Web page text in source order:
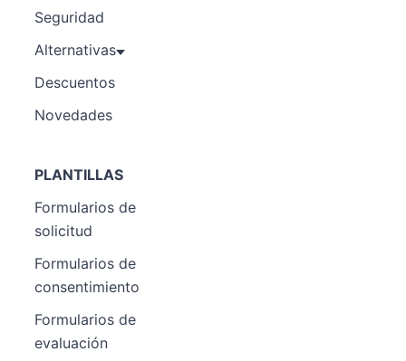
Seguridad
Alternativas
Descuentos
Novedades
PLANTILLAS
Formularios de
solicitud
Formularios de
consentimiento
Formularios de
evaluación